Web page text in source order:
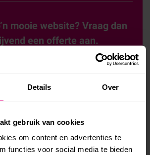
Details Over
gebruik van cookies
om content en advertenties te
functies voor social media te bieden
mooie website? Vraag dan
een offerte aan.